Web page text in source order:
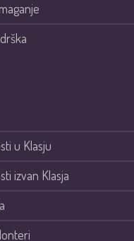
u Klasju
izvan Klasja